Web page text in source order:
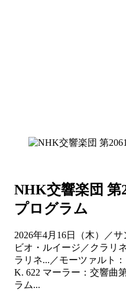
NHK交響楽団 第
プログラム
2026年4月16日（木）／
ビオ・ルイージ／クラリ
ラリネ...／モーツァルト
K. 622 マーラー：交響曲
ラム...